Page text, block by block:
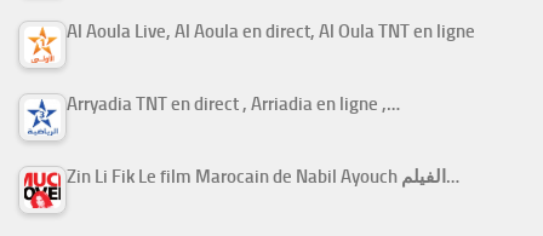
Al Aoula Live, Al Aoula en direct, Al Oula TNT en ligne
Arryadia TNT en direct , Arriadia en ligne ,…
Zin Li Fik Le film Marocain de Nabil Ayouch الفيلم…